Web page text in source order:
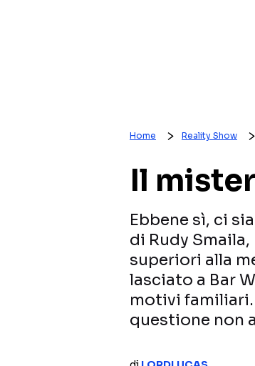
Home Reality Show
Il
Ebbene sì, ci
di Rudy
superiori alla
lasciato a Bar
motivi familiari.
questione non